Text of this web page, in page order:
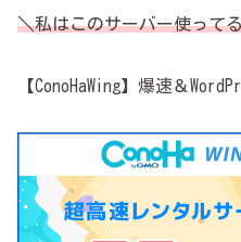
＼私はこのサーバー使って
【ConoHaWing】爆速＆